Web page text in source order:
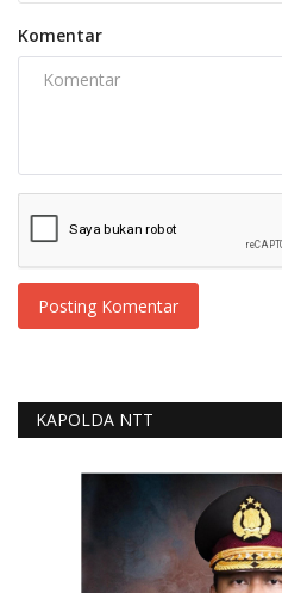
Komentar
Posting Komentar
KAPOLDA NTT